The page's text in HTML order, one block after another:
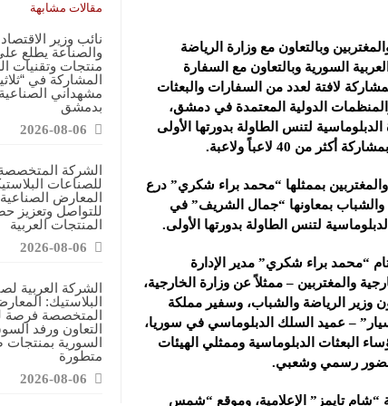
شركة “سوريا بلاست”: المعارض التخصصية تبرز إمكانيات الصناعة المحلية وتدعم
شركة “كاربوباتش”: المعرض منصة لتعزيز الشراكات ودعم الصناعات البلاستيكية
“جالكسي أوتوميشن”: المعارض المتخصصة تساهم في دعم الصناعة السورية
مقالات مشابهة
نائب وزير الاقتصاد
والصناعة يطلع
منتجات وتقنيات
المشاركة في
بدمشق
2026-08-06
الشركة
للصناعات
المعارض
للتواصل وتعزيز
المنتجات العربية
2026-08-06
الشركة العربية
البلاستيك:
المتخصصة فرصة
التعاون ورفد
السورية بمنتجات
متطورة
2026-08-06
وبالتعاون مع وزارة الرياضة
السورية وبالتعاون مع السفارة
لافتة لعدد من السفارات والبعثات
والمنظمات الدولية المعتمدة في دمشق،
لتنس الطاولة بدورتها الأولى
من 40 لاعباً ولاعبة.
بممثلها “محمد براء شكري” درع
والشباب بمعاونها “جمال الشريف” في
لتنس الطاولة بدورتها الأولى.
“محمد براء شكري” مدير الإدارة
والمغتربين – ممثلاً عن وزارة الخارجية،
وزير الرياضة والشباب، وسفير مملكة
– عميد السلك الدبلوماسي في سوريا،
البعثات الدبلوماسية وممثلي الهيئات
رسمي وشعبي.
“شام تايمز” الإعلامية، وموقع “شمس